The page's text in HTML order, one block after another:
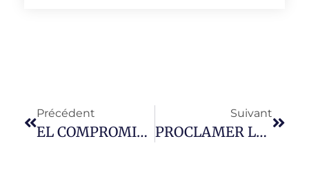
Précédent
EL COMPROMISO SOCIOP0LITICO DE NUESTRA FE EN UN MUNDO CRUCIFICADO
Suivant
PROCLAMER LA BONNE NOUVELLE A TOUTE LA CREATION